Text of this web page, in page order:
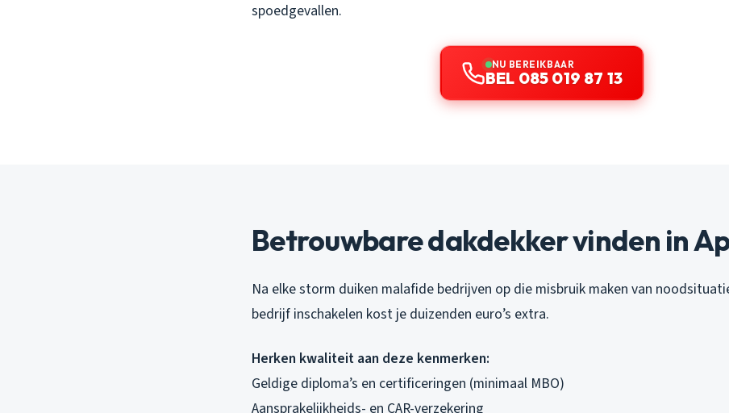
spoedgevallen.
NU BEREIKBAAR
BEL 085 019 87 13
Betrouwbare dakdekker vinden in
Na elke storm duiken malafide bedrijven op die misbruik maken van
bedrijf inschakelen kost je duizenden euro’s extra.
Herken kwaliteit aan deze kenmerken:
Geldige diploma’s en certificeringen (minimaal MBO)
Aansprakelijkheids- en CAR-verzekering